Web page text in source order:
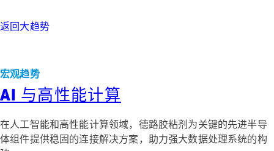
返回大趋势
宏观趋势
AI 与高性能计算
在人工智能和高性能计算领域，德路胶粘剂为关键的先进半导
体组件提供稳固的连接解决方案，助力强大数据处理系统的构